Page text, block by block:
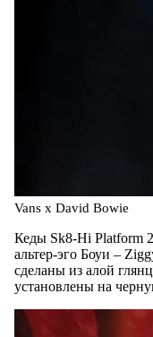
Vans x David Bowie
Кеды Sk8-Hi Platform
альтер-эго Боуи –
сделаны из алой
установлены на